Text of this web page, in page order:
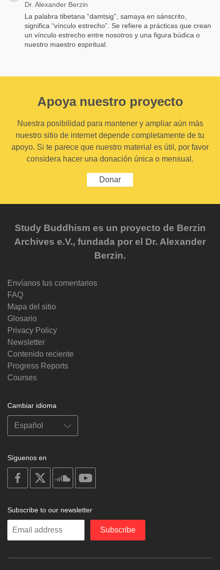
Dr. Alexander Berzin
La palabra tibetana “damtsig”, samaya en sánscrito,
significa “vínculo estrecho”. Se refiere a prácticas que crean
un vínculo estrecho entre nosotros y una figura búdica o
nuestro maestro espiritual.
Apoya nuestro proyecto
Nuestra posibilidad para mantener y ampliar aún más
nuestro sitio de internet depende completamente de tu
apoyo. Si te parece que nuestro material es útil, por favor
considera hacer una donación única o mensual.
Donar
Study Buddhism es un proyecto de Berzin
Archives e.V., fundada por el Dr. Alexander
Berzin.
Envíanos tus comentarios
FAQ
Mapa del sitio
Glosario
Privacy Policy
Newsletter
Contenido reciente
Progress Reports
Courses
Cambiar idioma
Síguenos en
on
facebook
soundcloud
Subscribe to our newsletter
Enter
Subscribe